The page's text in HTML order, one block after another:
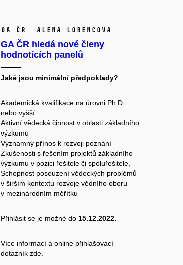
GA ČR Alena Lorencová
GA ČR hledá nové členy
hodnotících panelů
Jaké jsou minimální předpoklady?
Akademická kvalifikace na úrovni Ph.D.
nebo vyšší
Aktivní vědecká činnost v oblasti základního
výzkumu
Významný přínos k rozvoji poznání
Zkušenosti s řešením projektů základního
výzkumu v pozici řešitele či spoluřešitele,
Schopnost posouzení vědeckých problémů
v širším kontextu rozvoje vědního oboru
v mezinárodním měřítku
Přihlásit se je možné do 15.12.2022.
Více informací a online přihlašovací
dotazník zde.